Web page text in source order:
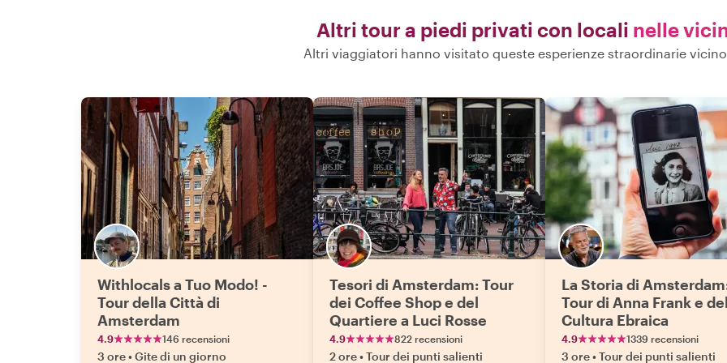
Altri tour a piedi privati con locali nelle
Altri viaggiatori hanno visitato queste esperienze straordinarie
Withlocals a Tuo Modo! -
Tour della Città di
Amsterdam
4.9 146 recensioni
3 ore•Gite di un giorno
Tesori di Amsterdam: Tour
dei Coffee Shop e del
Quartiere a Luci Rosse
4.9 822 recensioni
2 ore•Tour dei punti salienti
La Storia di
Tour di Anna Frank e
Cultura Ebraica
4.9 1339 recensioni
3 ore•Tour dei punti salienti